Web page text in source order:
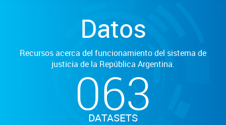
Datos
Recursos acerca del funcionamiento del sistema de
justicia de la República Argentina.
063
DATASETS